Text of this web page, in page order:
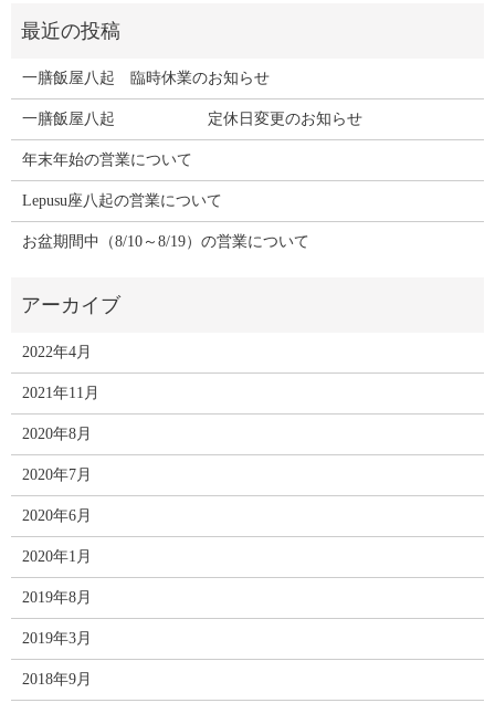
一膳飯屋八起 臨時休業のお知らせ
一膳飯屋八起 定休日変更のお知らせ
年末年始の営業について
Lepusu座八起の営業について
お盆期間中（8/10～8/19）の営業について
2022年4月
2021年11月
2020年8月
2020年7月
2020年6月
2020年1月
2019年8月
2019年3月
2018年9月